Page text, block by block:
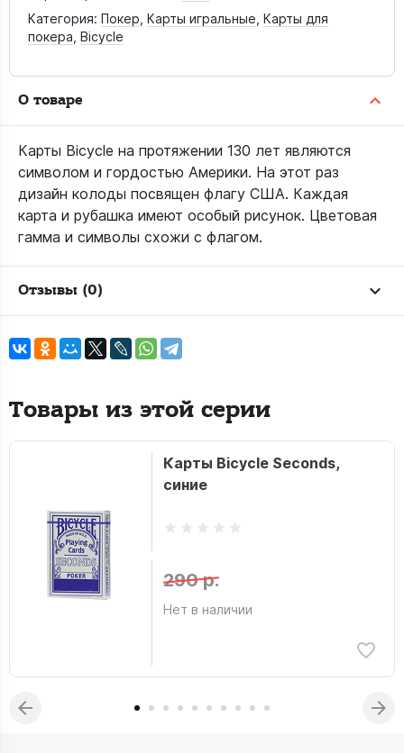
Категория: Покер Карты игральные Карты для
покера Bicycle
О товаре
Карты Bicycle на протяжении 130 лет являются
символом и гордостью Америки. На этот раз
дизайн колоды посвящен флагу США. Каждая
карта и рубашка имеют особый рисунок. Цветовая
гамма и символы схожи с флагом.
Отзывы (0)
Товары из этой серии
Карты Bicycle Seconds,
синие
290 р.
Нет в наличии